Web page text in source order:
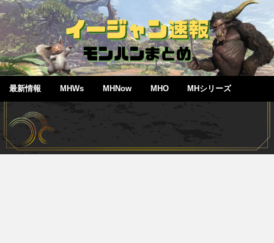
最新情報 MHWs MHNow MHO MHシリーズ